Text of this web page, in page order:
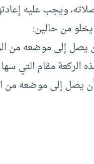
ويجب عليه
من حالين:
يصل إلى موضعه من
الركعة مقام التي
يصل إلى موضعه من